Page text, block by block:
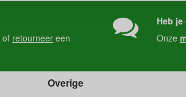
of retourneer een
Heb
Onze
Overige